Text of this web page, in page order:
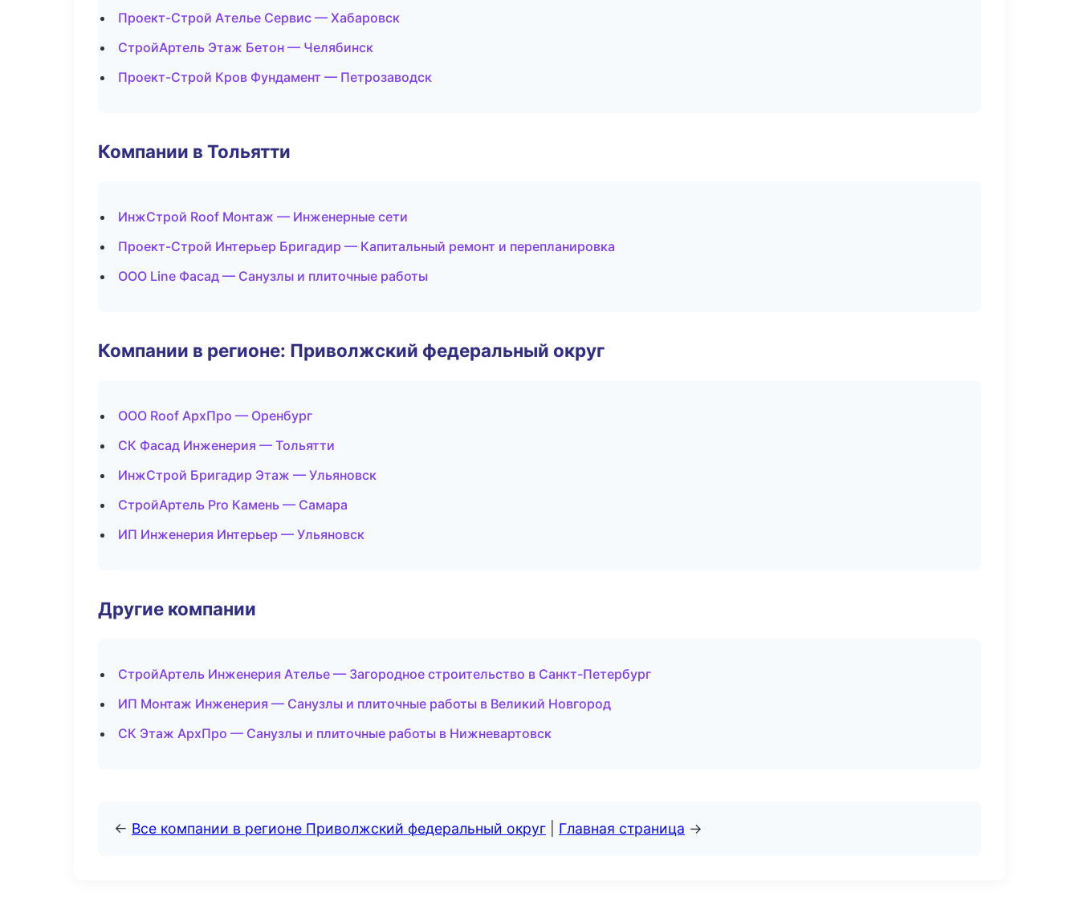
Проект-Строй Ателье Сервис — Хабаровск
СтройАртель Этаж Бетон — Челябинск
Проект-Строй Кров Фундамент — Петрозаводск
Компании в Тольятти
ИнжСтрой Roof Монтаж — Инженерные сети
Проект-Строй Интерьер Бригадир — Капитальный ремонт и перепланировка
ООО Line Фасад — Санузлы и плиточные работы
Компании в регионе: Приволжский федеральный округ
ООО Roof АрхПро — Оренбург
СК Фасад Инженерия — Тольятти
ИнжСтрой Бригадир Этаж — Ульяновск
СтройАртель Pro Камень — Самара
ИП Инженерия Интерьер — Ульяновск
Другие компании
СтройАртель Инженерия Ателье — Загородное строительство в Санкт-Петербург
ИП Монтаж Инженерия — Санузлы и плиточные работы в Великий Новгород
СК Этаж АрхПро — Санузлы и плиточные работы в Нижневартовск
← Все компании в регионе Приволжский федеральный округ Главная страница →